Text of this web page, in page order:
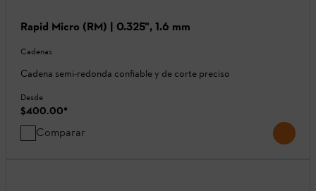
Rapid Micro (RM) | 0.325", 1.6 mm
Cadenas
Cadena semi-redonda confiable y de corte preciso
Desde
$400.00*
Comparar